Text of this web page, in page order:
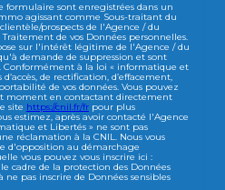
formulaire sont enregistrées dans un
agissant comme Sous-traitant du
prospects de l'Agence / du
de vos Données personnelles.
sur l'intérêt légitime de l'Agence / du
demande de suppression et sont
Conformément à la loi « informatique et
de rectification, d’effacement,
de vos données. Vous pouvez
moment en contactant directement
site https://cnil.fr/fr pour plus
estimez, après avoir contacté l'Agence
et Libertés » ne sont pas
réclamation à la CNIL. Nous vous
d'opposition au démarchage
vous pouvez vous inscrire ici :
le cadre de la protection des Données
ne pas inscrire de Données sensibles